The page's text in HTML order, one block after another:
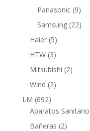
Panasonic 99
Samsung 2222
Haier 55
productos
HTW 33
productos
Mitsubishi 22
Wind 22
LM 692692
productos
Aparatos
Bañeras 22